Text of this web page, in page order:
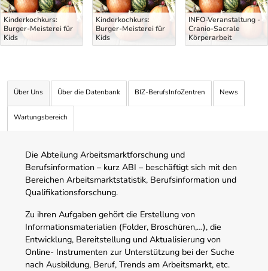
Kinderkochkurs:
Burger-Meisterei für
Kids
Kinderkochkurs:
Burger-Meisterei für
Kids
INFO-Veranstaltung -
Cranio-Sacrale
Körperarbeit
Über Uns Über die Datenbank BIZ-BerufsInfoZentren News
Wartungsbereich
Die Abteilung Arbeitsmarktforschung und
Berufsinformation – kurz ABI – beschäftigt sich mit den
Bereichen Arbeitsmarktstatistik, Berufsinformation und
Qualifikationsforschung.
Zu ihren Aufgaben gehört die Erstellung von
Informationsmaterialien (Folder, Broschüren,…), die
Entwicklung, Bereitstellung und Aktualisierung von
Online- Instrumenten zur Unterstützung bei der Suche
nach Ausbildung, Beruf, Trends am Arbeitsmarkt, etc.